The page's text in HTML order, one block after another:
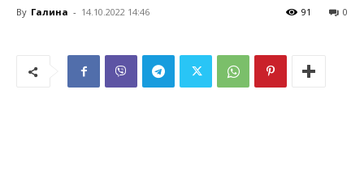
By Галина - 14.10.2022 14:46 0
91